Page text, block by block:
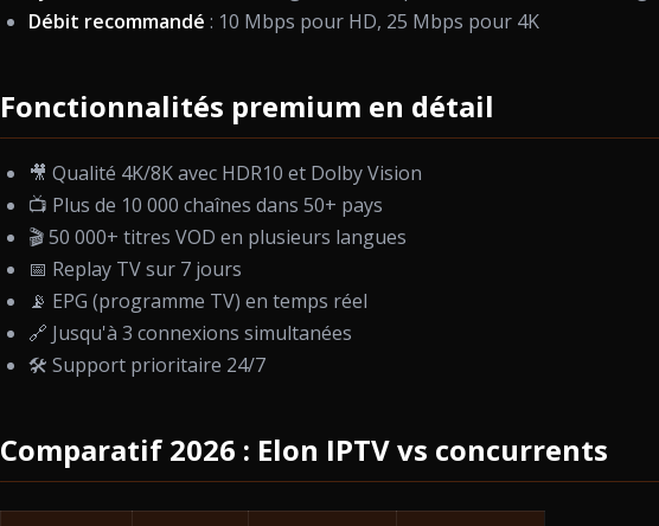
Débit recommandé : 10 Mbps pour HD, 25 Mbps pour 4K
Fonctionnalités premium en détail
🎥 Qualité 4K/8K avec HDR10 et Dolby Vision
📺 Plus de 10 000 chaînes dans 50+ pays
🎬 50 000+ titres VOD en plusieurs langues
📅 Replay TV sur 7 jours
📡 EPG (programme TV) en temps réel
🔗 Jusqu'à 3 connexions simultanées
🛠️ Support prioritaire 24/7
Comparatif 2026 : Elon IPTV vs concurrents